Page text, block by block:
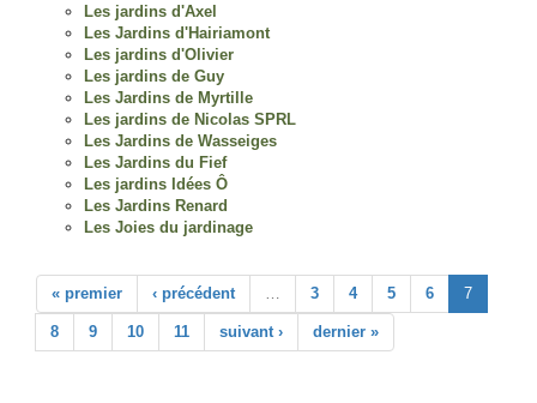
Les jardins d'Axel
Les Jardins d'Hairiamont
Les jardins d'Olivier
Les jardins de Guy
Les Jardins de Myrtille
Les jardins de Nicolas SPRL
Les Jardins de Wasseiges
Les Jardins du Fief
Les jardins Idées Ô
Les Jardins Renard
Les Joies du jardinage
« premier ‹ précédent 3 4 5 6 7
8 9 10 11 suivant › dernier »